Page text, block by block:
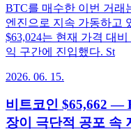
BTC를 매수한 이번 거래
엔진으로 지속 가동하고
$63,024는 현재 가격 대
익 구간에 진입했다. St
2026. 06. 15.
비트코인 $65,662 —
장이 극단적 공포 속